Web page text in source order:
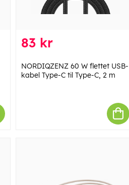
83 kr
NORDIQZENZ 60 W flettet USB-
kabel Type-C til Type-C, 2 m